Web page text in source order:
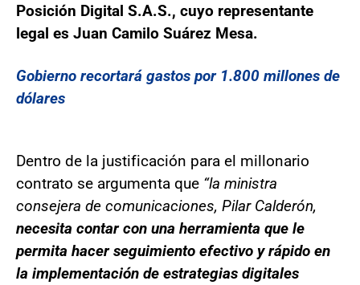
Posición Digital S.A.S., cuyo representante
legal es Juan Camilo Suárez Mesa.
Gobierno recortará gastos por 1.800 millones de
dólares
Dentro de la justificación para el millonario
contrato se argumenta que “la ministra
consejera de comunicaciones, Pilar Calderón,
necesita contar con una herramienta que le
permita hacer seguimiento efectivo y rápido en
la implementación de estrategias digitales